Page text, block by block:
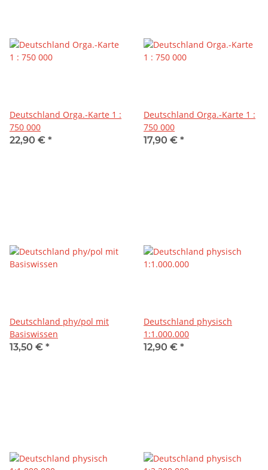
Deutschland Orga.-Karte 1 :
750 000
22,90 € *
Deutschland Orga.-Karte 1 :
750 000
17,90 € *
Deutschland phy/pol mit
Basiswissen
13,50 € *
Deutschland physisch
1:1.000.000
12,90 € *